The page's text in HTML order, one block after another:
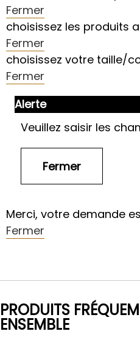
Fermer
choisissez les produits
Fermer
choisissez votre taille/
Fermer
Alerte
Veuillez saisir les
Merci, votre demande
Fermer
PRODUITS
ENSEMBLE